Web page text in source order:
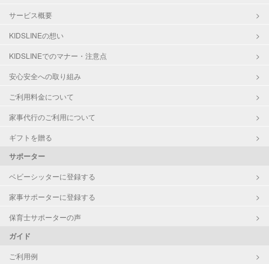
サービス概要
KIDSLINEの想い
KIDSLINEでのマナー・注意点
安心安全への取り組み
ご利用料金について
家事代行のご利用について
ギフトを贈る
サポーター
ベビーシッターに登録する
家事サポーターに登録する
保育士サポーターの声
ガイド
ご利用例